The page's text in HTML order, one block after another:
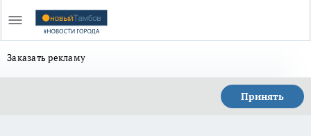
Заказать рекламу
Принять